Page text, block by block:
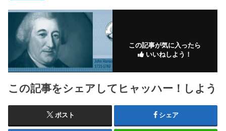
この記事が気に入ったら
いいねしよう！
この記事をシェアしてヒャッハー！しよう
ポスト シェア